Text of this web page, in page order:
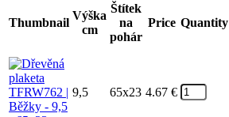
Thumbnail
Výška
cm
Štítek
na
pohár
Price Quantity
9,5 65x23 4.67 €